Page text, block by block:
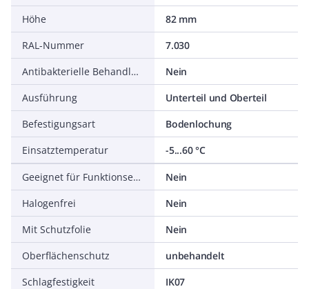
Höhe
82 mm
RAL-Nummer
7.030
Antibakterielle Behandlung
Nein
Ausführung
Unterteil und Oberteil
Befestigungsart
Bodenlochung
Einsatztemperatur
-5...60 °C
Geeignet für Funktionserhalt
Nein
Halogenfrei
Nein
Mit Schutzfolie
Nein
Oberflächenschutz
unbehandelt
Schlagfestigkeit
IK07